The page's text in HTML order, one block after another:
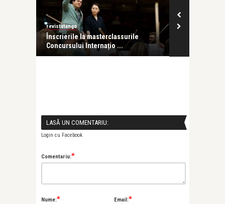
revistatango
Înscrierile la masterclassurile
Concursului Internațio ...
LASĂ UN COMENTARIU:
Login cu Facebook
Comentariu:*
Nume:* Email:*